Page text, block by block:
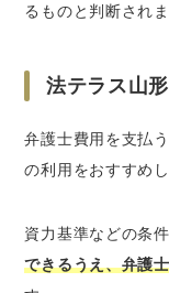
るものと判断されま
法テラス山
弁護士費用を支払
の利用をおすすめし
資力基準などの条
できるうえ、弁護